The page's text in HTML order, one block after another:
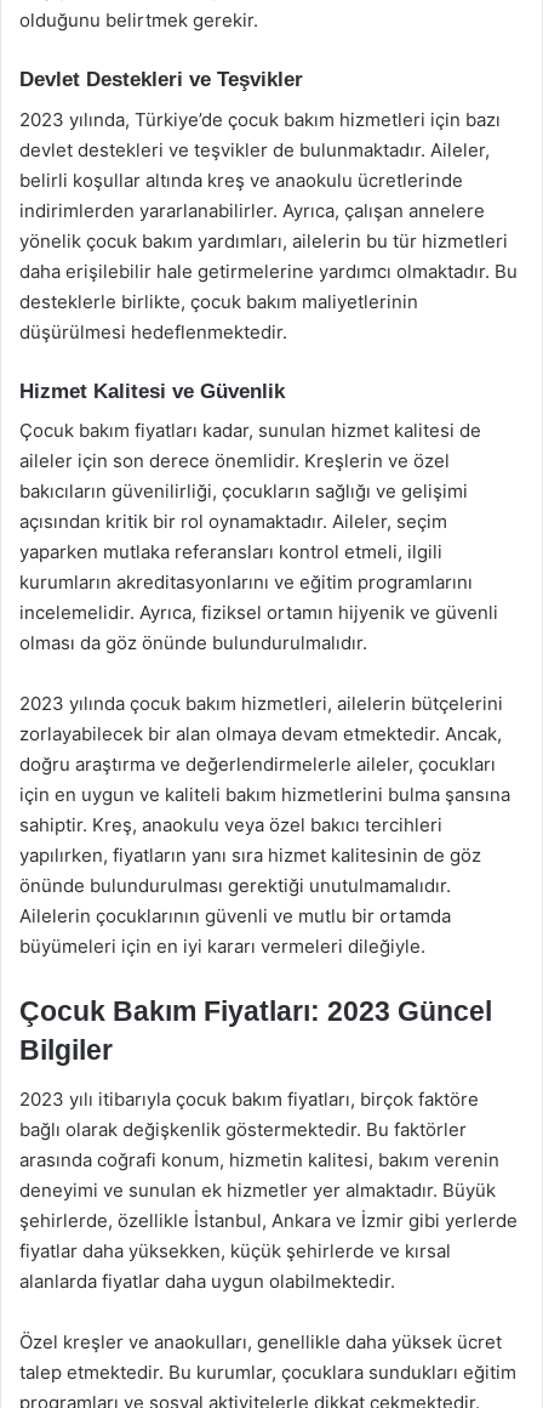
olduğunu belirtmek gerekir.
Devlet Destekleri ve Teşvikler
2023 yılında, Türkiye’de çocuk bakım hizmetleri için bazı
devlet destekleri ve teşvikler de bulunmaktadır. Aileler,
belirli koşullar altında kreş ve anaokulu ücretlerinde
indirimlerden yararlanabilirler. Ayrıca, çalışan annelere
yönelik çocuk bakım yardımları, ailelerin bu tür hizmetleri
daha erişilebilir hale getirmelerine yardımcı olmaktadır. Bu
desteklerle birlikte, çocuk bakım maliyetlerinin
düşürülmesi hedeflenmektedir.
Hizmet Kalitesi ve Güvenlik
Çocuk bakım fiyatları kadar, sunulan hizmet kalitesi de
aileler için son derece önemlidir. Kreşlerin ve özel
bakıcıların güvenilirliği, çocukların sağlığı ve gelişimi
açısından kritik bir rol oynamaktadır. Aileler, seçim
yaparken mutlaka referansları kontrol etmeli, ilgili
kurumların akreditasyonlarını ve eğitim programlarını
incelemelidir. Ayrıca, fiziksel ortamın hijyenik ve güvenli
olması da göz önünde bulundurulmalıdır.
2023 yılında çocuk bakım hizmetleri, ailelerin bütçelerini
zorlayabilecek bir alan olmaya devam etmektedir. Ancak,
doğru araştırma ve değerlendirmelerle aileler, çocukları
için en uygun ve kaliteli bakım hizmetlerini bulma şansına
sahiptir. Kreş, anaokulu veya özel bakıcı tercihleri
yapılırken, fiyatların yanı sıra hizmet kalitesinin de göz
önünde bulundurulması gerektiği unutulmamalıdır.
Ailelerin çocuklarının güvenli ve mutlu bir ortamda
büyümeleri için en iyi kararı vermeleri dileğiyle.
Çocuk Bakım Fiyatları: 2023 Güncel
Bilgiler
2023 yılı itibarıyla çocuk bakım fiyatları, birçok faktöre
bağlı olarak değişkenlik göstermektedir. Bu faktörler
arasında coğrafi konum, hizmetin kalitesi, bakım verenin
deneyimi ve sunulan ek hizmetler yer almaktadır. Büyük
şehirlerde, özellikle İstanbul, Ankara ve İzmir gibi yerlerde
fiyatlar daha yüksekken, küçük şehirlerde ve kırsal
alanlarda fiyatlar daha uygun olabilmektedir.
Özel kreşler ve anaokulları, genellikle daha yüksek ücret
talep etmektedir. Bu kurumlar, çocuklara sundukları eğitim
programları ve sosyal aktivitelerle dikkat çekmektedir.